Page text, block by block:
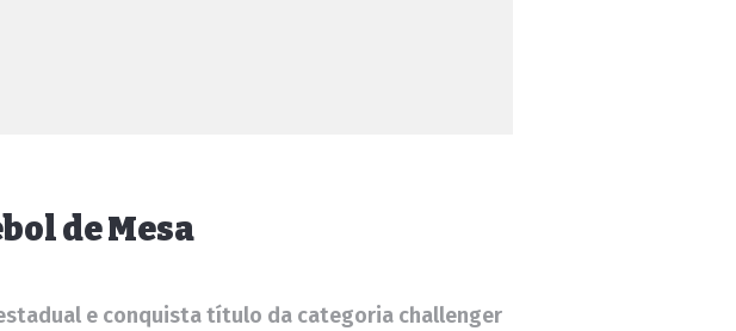
de Mesa
e conquista título da categoria challenger